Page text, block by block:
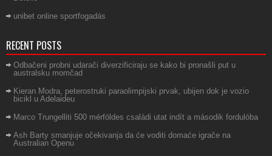
unibet online sportfogadás
RECENT POSTS
Odbačeni probni udarači diverzificiraju se kako bi pronašli put u
australsku momčad
Kieran Modra, peterostruki paraolimpijski prvak, ubijen dok je vozio
bicikl u Adelaideu
Marco Trungelliti 500 mérföldes családi utat indít a második fordulóba
Ash Barty smanjuje očekivanja da će voditi domaće igrače na
Australian Openu